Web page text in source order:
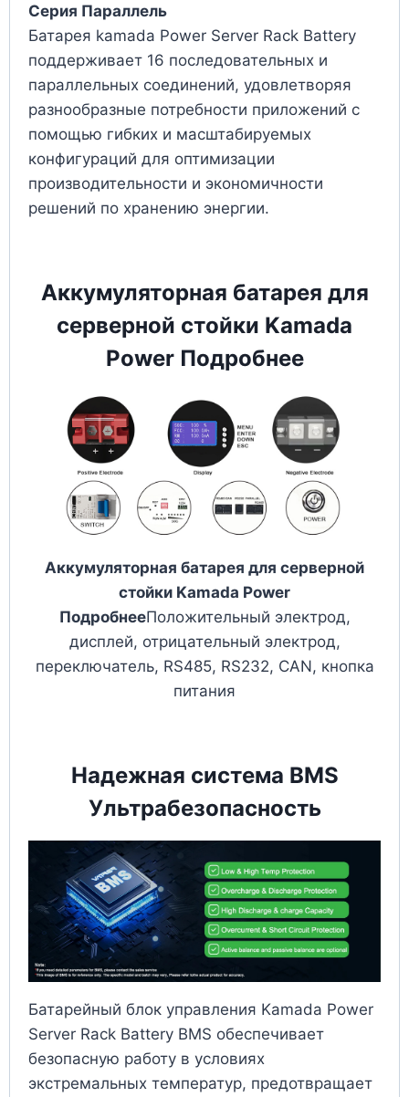
Серия Параллель
Батарея kamada Power Server Rack Battery
поддерживает 16 последовательных и
параллельных соединений, удовлетворяя
разнообразные потребности приложений с
помощью гибких и масштабируемых
конфигураций для оптимизации
производительности и экономичности
решений по хранению энергии.
Аккумуляторная батарея для
серверной стойки Kamada
Power Подробнее
Аккумуляторная батарея для серверной
стойки Kamada Power
ПодробнееПоложительный электрод,
дисплей, отрицательный электрод,
переключатель, RS485, RS232, CAN, кнопка
питания
Надежная система BMS
Ультрабезопасность
Батарейный блок управления Kamada Power
Server Rack Battery BMS обеспечивает
безопасную работу в условиях
экстремальных температур, предотвращает